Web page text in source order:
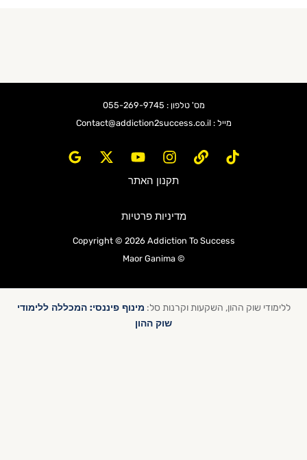
מס' טלפון : 055-269-9745
מייל : Contact@addiction2success.co.il
תקנון האתר
מדיניות פרטיות
Copyright © 2026 Addiction To Success
ללימודי שוק ההון, השקעות וקרנות סל:מינוף פיננסי: המכללה ללימודי
שוק ההון